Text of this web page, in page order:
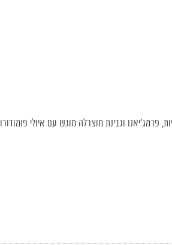
פרמג'יאנו וגבינת מוצרלה מוגש עם איולי פומודורו